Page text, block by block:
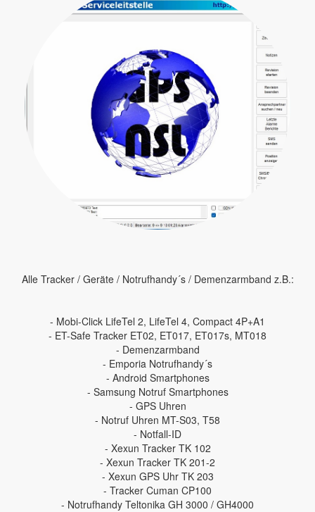
Alle Tracker / Geräte / Notrufhandy´s / Demenzarmband z.B.:
- Mobi-Click LifeTel 2, LifeTel 4, Compact 4P+A1
- ET-Safe Tracker ET02, ET017, ET017s, MT018
- Demenzarmband
- Emporia Notrufhandy´s
- Android Smartphones
- Samsung Notruf Smartphones
- GPS Uhren
- Notruf Uhren MT-S03, T58
- Notfall-ID
- Xexun Tracker TK 102
- Xexun Tracker TK 201-2
- Xexun GPS Uhr TK 203
- Tracker Cuman CP100
- Notrufhandy Teltonika GH 3000 / GH4000